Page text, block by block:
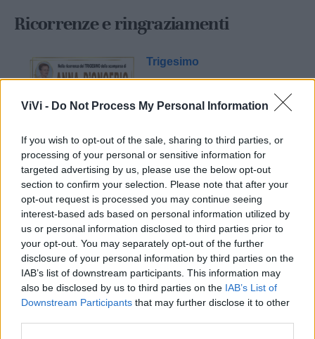
ViVi - Do Not Process My Personal Information
If you wish to opt-out of the sale, sharing to third parties, or
processing of your personal or sensitive information for
targeted advertising by us, please use the below opt-out
section to confirm your selection. Please note that after your
opt-out request is processed you may continue seeing
interest-based ads based on personal information utilized by
us or personal information disclosed to third parties prior to
your opt-out. You may separately opt-out of the further
disclosure of your personal information by third parties on the
IAB’s list of downstream participants. This information may
also be disclosed by us to third parties on the IAB’s List of
Downstream Participants that may further disclose it to other
Ricorrenze e ringraziamenti
Trigesimo
Mondo CIA